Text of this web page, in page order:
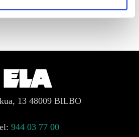
13 48009 BILBO
944 03 77 00